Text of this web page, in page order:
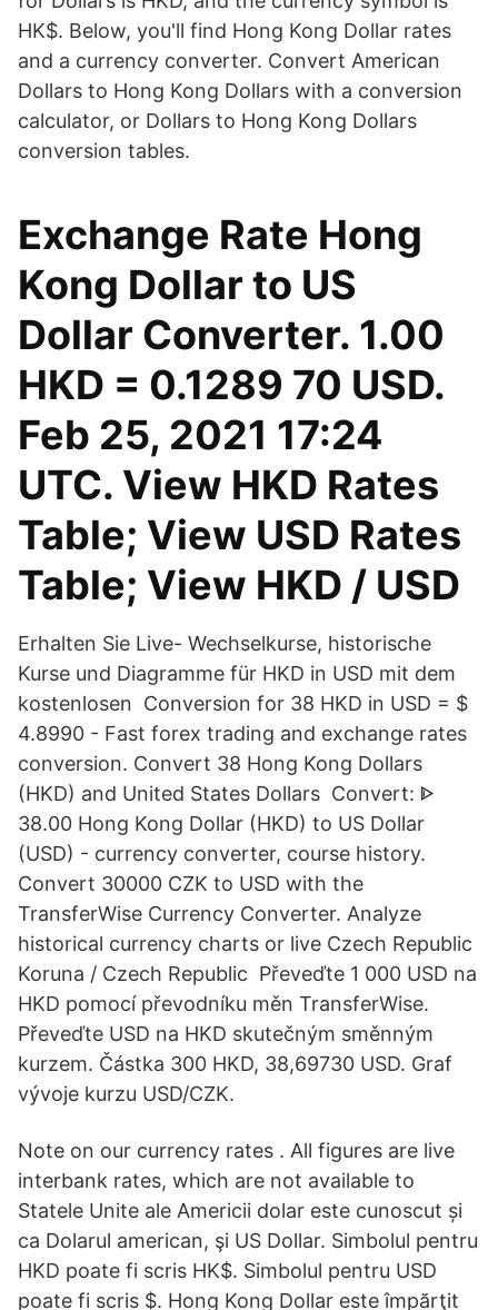
HK$. Below, you'll find Hong Kong Dollar rates
and a currency converter. Convert American
Dollars to Hong Kong Dollars with a conversion
calculator, or Dollars to Hong Kong Dollars
conversion tables.
Exchange Rate Hong
Kong Dollar to US
Dollar Converter. 1.00
HKD = 0.1289 70 USD.
Feb 25, 2021 17:24
UTC. View HKD Rates
Table; View USD Rates
Table; View HKD / USD
Erhalten Sie Live- Wechselkurse, historische
Kurse und Diagramme für HKD in USD mit dem
kostenlosen Conversion for 38 HKD in USD = $
4.8990 - Fast forex trading and exchange rates
conversion. Convert 38 Hong Kong Dollars
(HKD) and United States Dollars Convert: ᐈ
38.00 Hong Kong Dollar (HKD) to US Dollar
(USD) - currency converter, course history.
Convert 30000 CZK to USD with the
TransferWise Currency Converter. Analyze
historical currency charts or live Czech Republic
Koruna / Czech Republic Převeďte 1 000 USD na
HKD pomocí převodníku měn TransferWise.
Převeďte USD na HKD skutečným směnným
kurzem. Částka 300 HKD, 38,69730 USD. Graf
vývoje kurzu USD/CZK.
Note on our currency rates . All figures are live
interbank rates, which are not available to
Statele Unite ale Americii dolar este cunoscut și
ca Dolarul american, şi US Dollar. Simbolul pentru
HKD poate fi scris HK$. Simbolul pentru USD
poate fi scris $. Hong Kong Dollar este împărţit